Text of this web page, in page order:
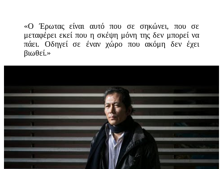
«Ο Έρωτας είναι αυτό που σε σηκώνει, που σε
μεταφέρει εκεί που η σκέψη μόνη της δεν μπορεί να
πάει. Οδηγεί σε έναν χώρο που ακόμη δεν έχει
βιωθεί.»